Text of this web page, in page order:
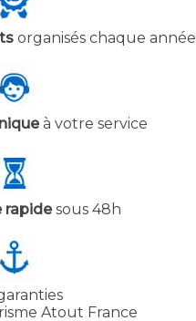
organisés chaque année
à votre service
rapidesous 48h
Atout France